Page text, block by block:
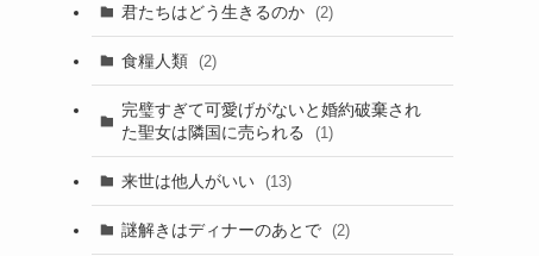
君たちはどう生きるのか (2)
食糧人類 (2)
完璧すぎて可愛げがないと婚約破棄され
た聖女は隣国に売られる
(1)
来世は他人がいい (13)
謎解きはディナーのあとで (2)